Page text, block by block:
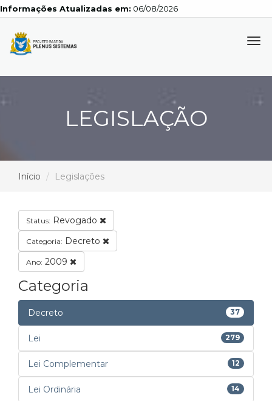
Atualizadas em: 06/08/2026
LEGISLAÇÃO
Início Legislações
Status: Revogado
Categoria: Decreto
Ano: 2009
Categoria
Decreto 37
Lei 279
Lei Complementar 12
Lei Ordinária 14